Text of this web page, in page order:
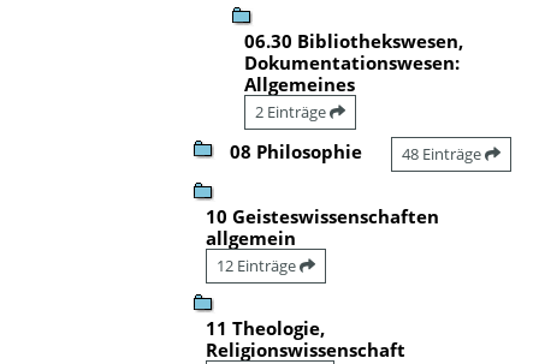
06.30 Bibliothekswesen,
Dokumentationswesen:
Allgemeines
2 Einträge
08 Philosophie 48 Einträge
10 Geisteswissenschaften
allgemein
12 Einträge
11 Theologie,
Religionswissenschaft